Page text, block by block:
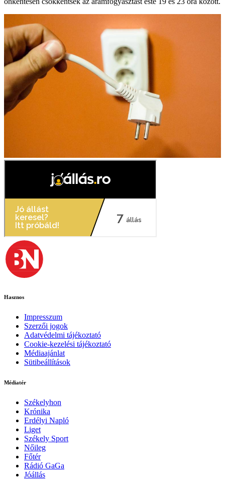
Hasznos
Impresszum
Szerzői jogok
Adatvédelmi tájékoztató
Cookie-kezelési tájékoztató
Médiaajánlat
Sütibeállítások
Médiatér
Székelyhon
Krónika
Erdélyi Napló
Liget
Székely Sport
Nőileg
Főtér
Rádió GaGa
Jóállás